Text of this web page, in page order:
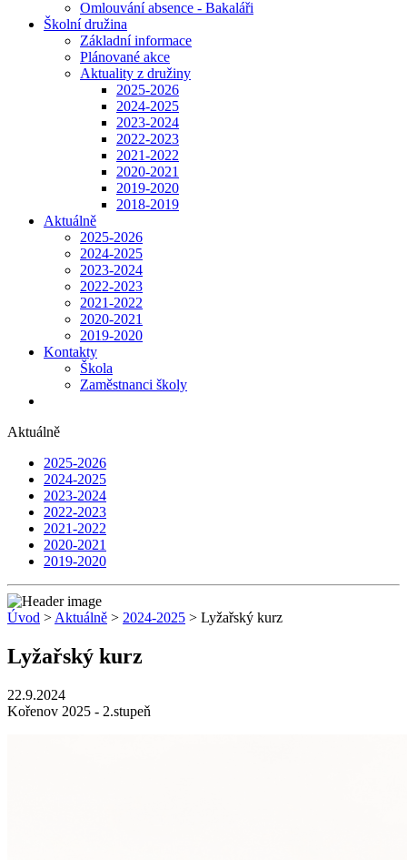
Omlouvání absence - Bakaláři
Školní družina
Základní informace
Plánované akce
Aktuality z družiny
2025-2026
2024-2025
2023-2024
2022-2023
2021-2022
2020-2021
2019-2020
2018-2019
Aktuálně
2025-2026
2024-2025
2023-2024
2022-2023
2021-2022
2020-2021
2019-2020
Kontakty
Škola
Zaměstnanci školy
Aktuálně
2025-2026
2024-2025
2023-2024
2022-2023
2021-2022
2020-2021
2019-2020
Úvod > Aktuálně > 2024-2025 > Lyžařský kurz
Lyžařský kurz
22.9.2024
Kořenov 2025 - 2.stupeň